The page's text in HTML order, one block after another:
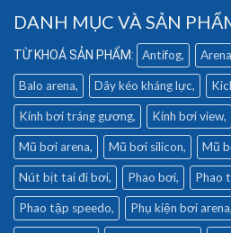
DANH MỤC VÀ SẢN
Antifog
Balo arena Dây kéo kháng lực
Kính bơi tráng gương Kính bơi view
Mũ bơi arena Mũ bơi silicon Mũ
Nút bịt tai đi bơi Phao bơi Phao
Phao tập speedo Phụ kiện bơi arena